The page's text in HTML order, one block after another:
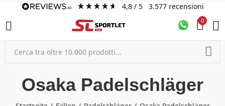
4,8/ 5 3.577 recensioni
0
Osaka Padelschläger